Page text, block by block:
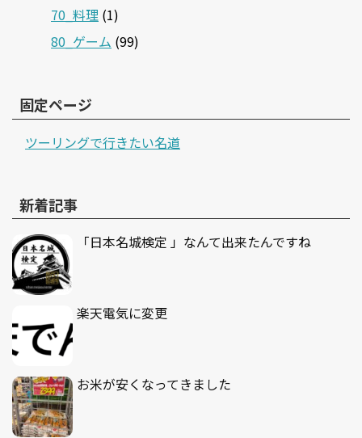
70_料理 (1)
80_ゲーム (99)
固定ページ
ツーリングで行きたい名道
新着記事
「日本名城検定 」なんて出来たんですね
楽天電気に変更
お米が安くなってきました